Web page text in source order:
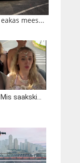
mees...
saakski...